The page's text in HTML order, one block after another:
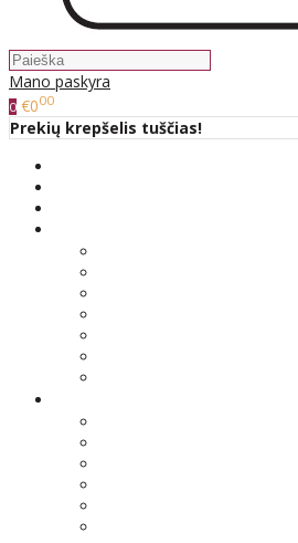
Mano paskyra
0 €000
Prekių krepšelis tuščias!